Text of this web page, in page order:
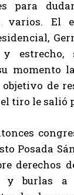
para
varios. El
estrecho,
momento
objetivo de
tiro le salió
Posada
derechos
y burlas a